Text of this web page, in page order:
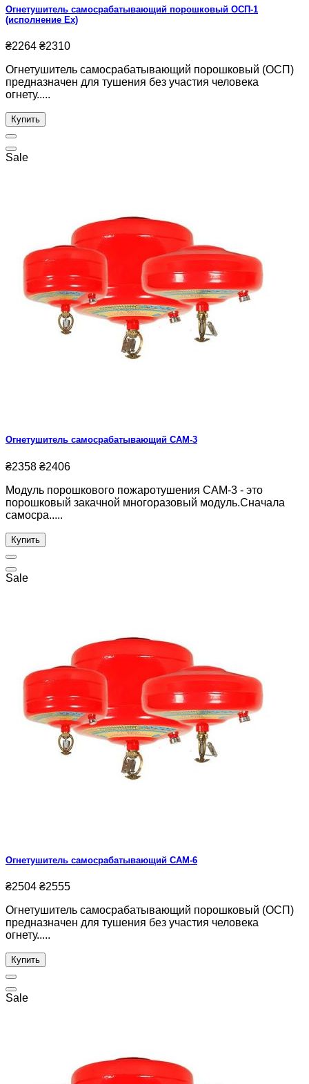
Огнетушитель самосрабатывающий порошковый ОСП-1
(исполнение Ех)
₴2264 ₴2310
Огнетушитель самосрабатывающий порошковый (ОСП)
предназначен для тушения без участия человека
огнету.....
Купить
Sale
Огнетушитель самосрабатывающий САМ-3
₴2358 ₴2406
Модуль порошкового пожаротушения САМ-3 - это
порошковый закачной многоразовый модуль.Сначала
самосра.....
Купить
Sale
Огнетушитель самосрабатывающий САМ-6
₴2504 ₴2555
Огнетушитель самосрабатывающий порошковый (ОСП)
предназначен для тушения без участия человека
огнету.....
Купить
Sale